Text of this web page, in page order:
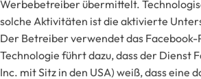
Werbebetreiber übermittelt.
solche Aktivitäten ist die aktivierte
Der Betreiber verwendet das Facebook-
Technologie führt dazu, dass der Dienst
Inc. mit Sitz in den USA) weiß, dass eine